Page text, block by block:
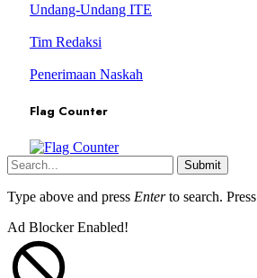
Undang-Undang ITE
Tim Redaksi
Penerimaan Naskah
Flag Counter
Submit
Type above and press Enterto search. Press
Ad Blocker Enabled!